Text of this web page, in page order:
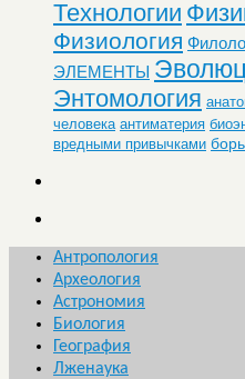
Технологии
Физиология
ЭЛЕМЕНТЫ
Энтомология
человека антиматерия
вредными привычками
Антропология
Археология
Астрономия
Биология
География
Лженаука